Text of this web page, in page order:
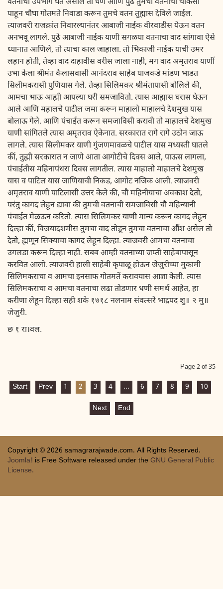
वतनाचा उपभोग घेत असाल तो घेणे आणि पुढे तुमचा वतनाची चौकसी
पाहून चौघा गोतमते निवाडा करून तुमचे वतन तुह्मास देविले जाईल.
त्याजवरी राजक्रांत निवारल्यानंतर आबाजी नाईक वीरवाडीस येऊन वतन
अनभवू लागले. पुढे आबाजी नाईक याणी सगळया वतनाचा वाद सांगावा ऐसे
ध्यानात आणिले, तो त्याचा काल जाहाला. तो भिकाजी नाईक याची उमर
लहान होती, तेव्हा वाद दाहावीस वरीस जाला नाही, मग वाद अमृतराव याणीं
उभा केला श्रीमंत कैलासवासी आनंदराव साहेब याजकडे मांडण भाडत
सिलीमकरासी पुणियास गेले. तेव्हा सिलिमकर श्रीमंतापासी बोलिले की,
आमचा भाऊ आह्मी आपल्या घरी समजावितो. त्यास आह्मास घरास घेऊन
आले आणि महालचे पाटील जमा करून माहालो माहालचे देशमुख यास
बोलाऊ गेले. आणि पंचाईत करून समजाविसी करावी तो माहालचे देशमुख
याणी सांगितले त्यास अमृतराव ऐकेनात. सरकारात रागे रागे उठोन जाऊ
लागले. त्यास सिलीमकर याणी गुंजणमावळचे पाटील यास मध्यस्ती घातले
कीं, तुह्मी सरकारात न जाणे आता आगोटीचे दिवस आले, पाऊस लागला,
पंचाईतीस महिनापंधरा दिवस लागतील. त्यास माहालो माहालचे देशमुख
यास व पाटिल यास जाणियाची निकड, आगोट नजिक आली. त्याजवरी
अमृतराव याणी पाटिलासी उत्तर केले की, चौ महिनीयाचा अवकाश देतो,
परंतु कागद लेहून द्यावा की तुमची वतनाची समजाविसी चौ महिन्यानी
पंचाईत मेळऊन करितो. त्यास सिलिमकर याणी मान्य करून कागद लेहून
दिल्हा कीं, विजयादशमीस तुमचा वाद तोडून तुमचा वतनाचा औंश असेल तो
देतो, ह्मणून सिक्याचा कागद लेहून दिल्हा. त्याजवरी आमचा वतनाचा
उगलडा करून दिल्हा नाही. सबब आम्ही वतनाच्या जप्‍ती साहेबापासून
करवित आलो. त्याजवरी हाली साहेबी कृपाळू होऊन जेजुरीच्या मुकामी
सिलिमकराचा व आमचा इनसाफ गोतमतें करावयास आज्ञा केली. त्यास
सिलिमकराचा व आमचा वतनाचा लढा तोडणार धणी समर्थ आहेत, हा
करीणा लेहून दिल्हा सही शके १७१८ नलनाम संवत्सरे भाद्रपद शु॥ २ मु॥
जेजुरी.
छ १ रा।वल.
Page 2 of 35
Start Prev 1 2 3 4 ... 6 7 8 9 10
Next End
Copyright © 2026 samagrarajwade.com. All Rights Reserved.
Joomla! is Free Software released under the GNU General Public
License.